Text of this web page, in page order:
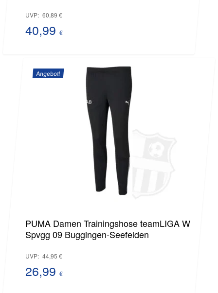
UVP: 60,89 €
60,89 €
40,99 €
Preis
ist:Angebot!
PUMA Damen Trainingshose teamLIGA W
Spvgg 09 Buggingen-Seefelden
UVP: 44,95 €
26,99 €